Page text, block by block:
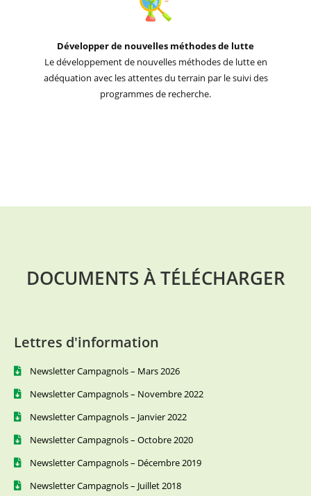
Développer de nouvelles méthodes de lutte
Le développement de nouvelles méthodes de lutte en
adéquation avec les attentes du terrain par le suivi des
programmes de recherche.
DOCUMENTS À TÉLÉCHARGER
Lettres d'information
Newsletter Campagnols – Mars 2026
Newsletter Campagnols – Novembre 2022
Newsletter Campagnols – Janvier 2022
Newsletter Campagnols – Octobre 2020
Newsletter Campagnols – Décembre 2019
Newsletter Campagnols – Juillet 2018